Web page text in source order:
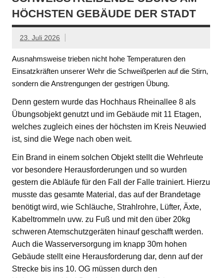
ÖCHSTEN GEBÄUDE DER STADT
23. Juli 2026
Ausnahmsweise trieben nicht hohe Temperaturen den
Einsatzkräften unserer Wehr die Schweißperlen auf die Stirn,
sondern die Anstrengungen der gestrigen Übung.
Denn gestern wurde das Hochhaus Rheinallee 8 als
Übungsobjekt genutzt und im Gebäude mit 11 Etagen,
welches zugleich eines der höchsten im Kreis Neuwied
ist, sind die Wege nach oben weit.
Ein Brand in einem solchen Objekt stellt die Wehrleute
vor besondere Herausforderungen und so wurden
gestern die Abläufe für den Fall der Falle trainiert. Hierzu
musste das gesamte Material, das auf der Brandetage
benötigt wird, wie Schläuche, Strahlrohre, Lüfter, Äxte,
Kabeltrommeln uvw. zu Fuß und mit den über 20kg
schweren Atemschutzgeräten hinauf geschafft werden.
Auch die Wasserversorgung im knapp 30m hohen
Gebäude stellt eine Herausforderung dar, denn auf der
Strecke bis ins 10. OG müssen durch den